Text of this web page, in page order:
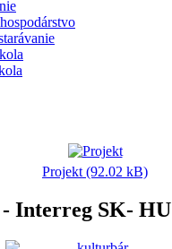
Projekt (92.02 kB)
Interreg SK- HU